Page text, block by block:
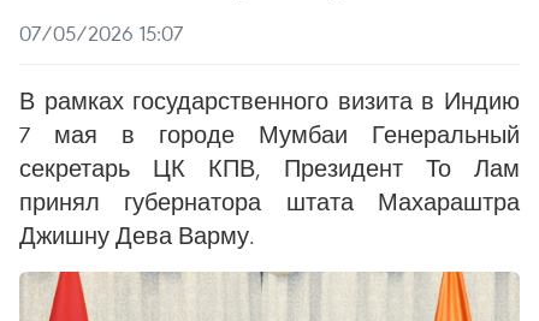
07/05/2026 15:07
В рамках государственного визита в Индию
7 мая в городе Мумбаи Генеральный
секретарь ЦК КПВ, Президент То Лам
принял губернатора штата Махараштра
Джишну Дева Варму.